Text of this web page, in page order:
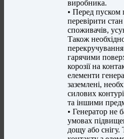
виробника.
• Перед пуском
перевірити
споживачів,
Також
гарячими
корозії на
елементи
заземлені,
силових
та іншими
• Генератор не
умовах
дощу або снігу.